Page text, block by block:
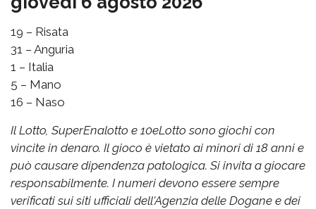
19 – Risata
31 – Anguria
1 – Italia
5 – Mano
16 – Naso
Il Lotto, SuperEnalotto e 10eLotto sono giochi con
vincite in denaro. Il gioco è vietato ai minori di 18 anni e
può causare dipendenza patologica. Si invita a giocare
responsabilmente. I numeri devono essere sempre
verificati sui siti ufficiali dell'Agenzia delle Dogane e dei